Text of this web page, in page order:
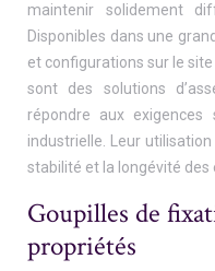
maintenir solidement
Disponibles dans une
et configurations sur le site
sont des solutions
répondre aux exigences
industrielle. Leur
stabilité et la longévité
Goupilles de
propriétés